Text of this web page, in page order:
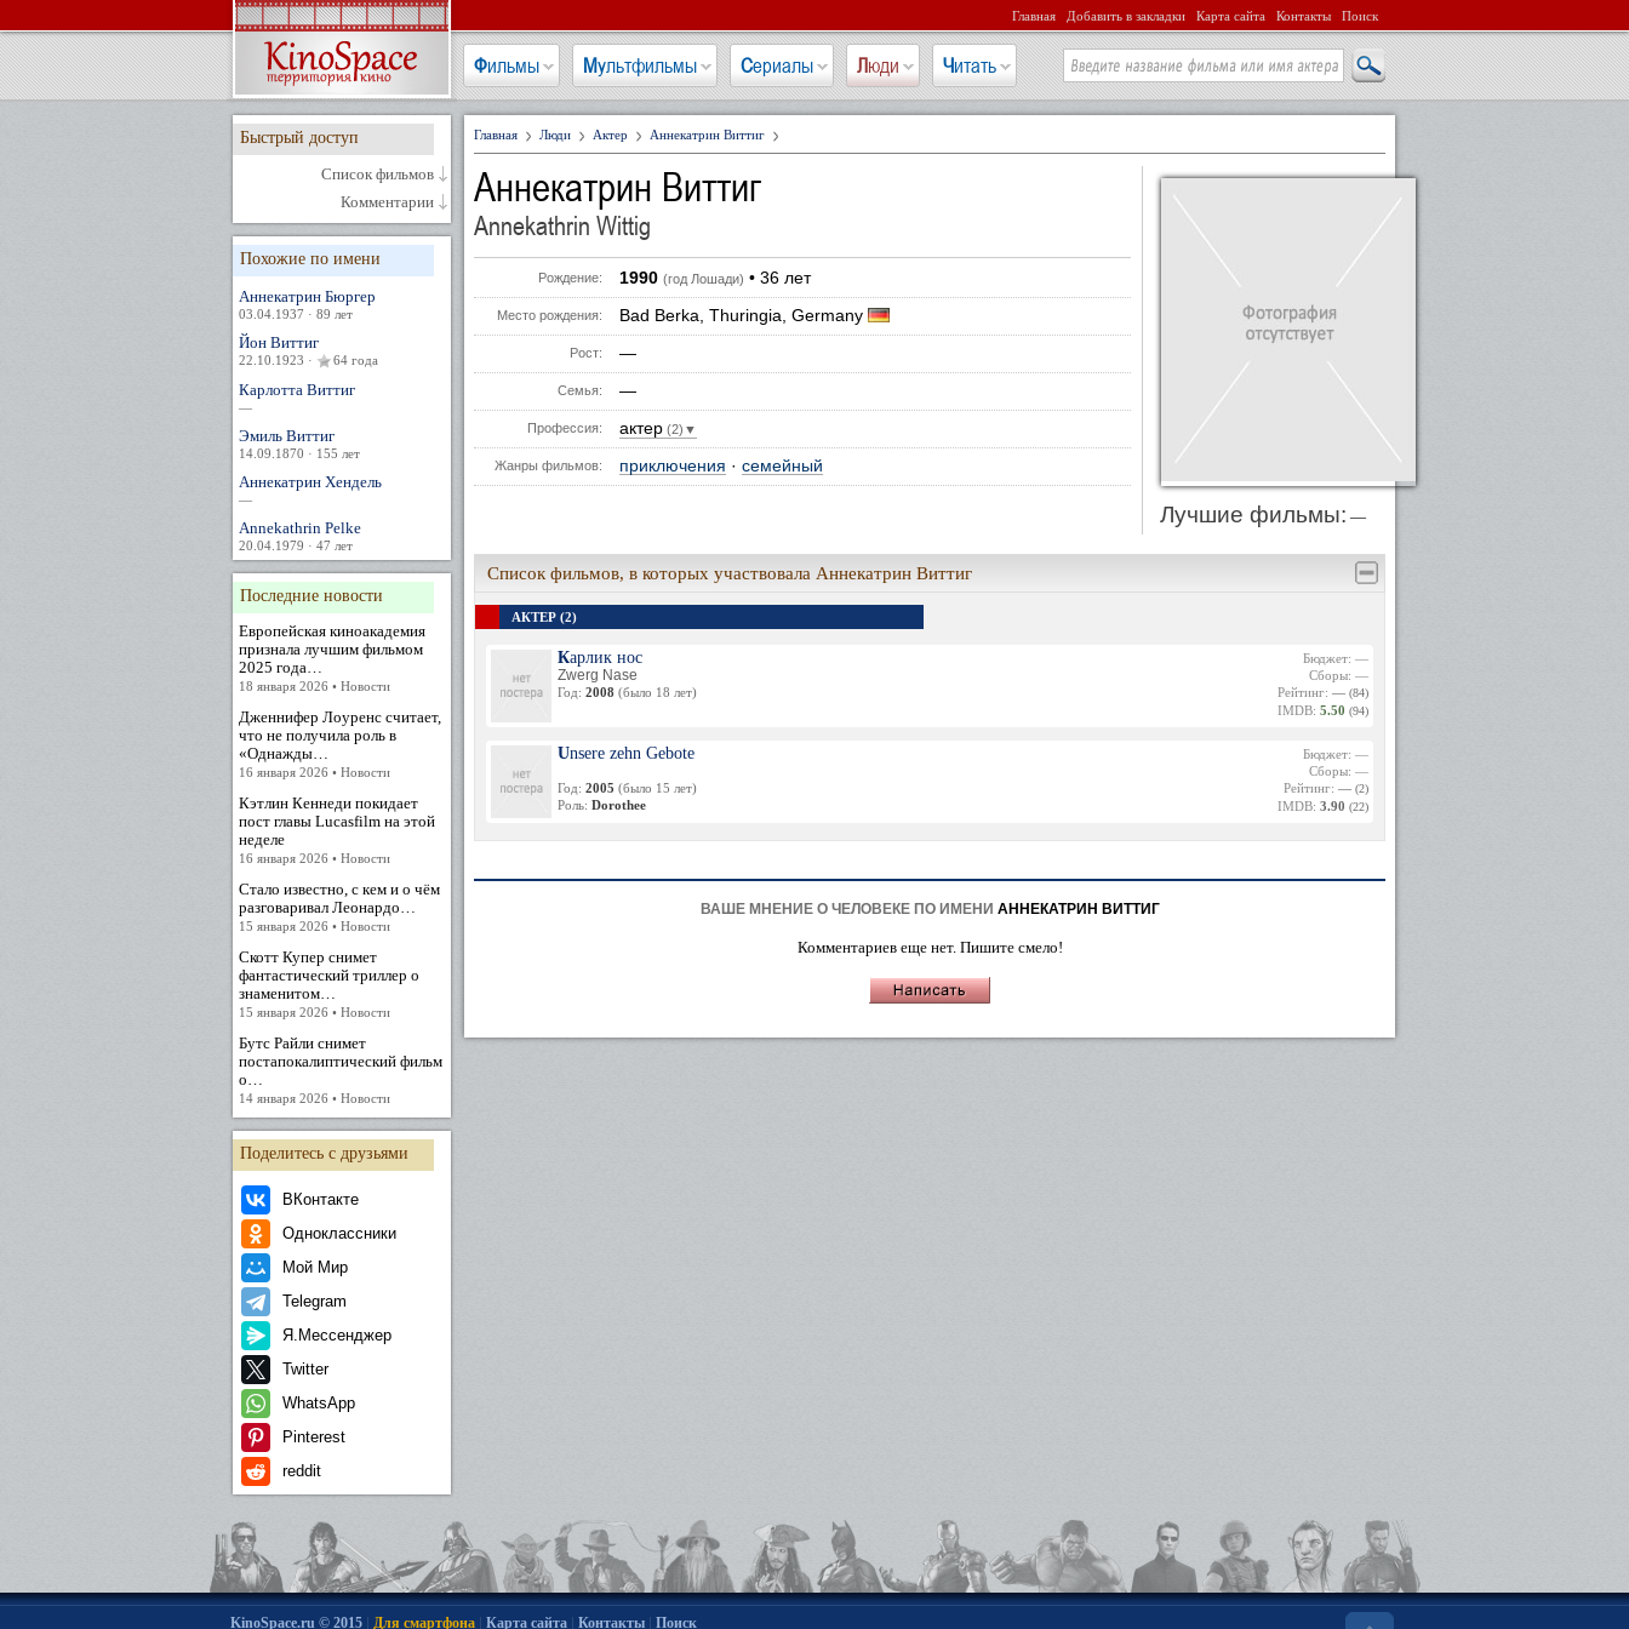
Главная Добавить в закладки Карта сайта Контакты Поиск
Фильмы Мультфильмы Сериалы Люди Читать
Быстрый доступ
Список фильмов
Комментарии
Похожие по имени
Аннекатрин Бюргер
03.04.1937 · 89 лет
Йон Виттиг
22.10.1923 · 64 года
Карлотта Виттиг
—
Эмиль Виттиг
14.09.1870 · 155 лет
Аннекатрин Хендель
—
Annekathrin Pelke
20.04.1979 · 47 лет
Последние новости
Европейская киноакадемия
признала лучшим фильмом
2025 года…
18 января 2026 • Новости
Дженнифер Лоуренс считает,
что не получила роль в
«Однажды…
16 января 2026 • Новости
Кэтлин Кеннеди покидает
пост главы Lucasfilm на этой
неделе
16 января 2026 • Новости
Стало известно, с кем и о чём
разговаривал Леонардо…
15 января 2026 • Новости
Скотт Купер снимет
фантастический триллер о
знаменитом…
15 января 2026 • Новости
Бутс Райли снимет
постапокалиптический фильм
о…
14 января 2026 • Новости
Поделитесь с друзьями
ВКонтакте
Одноклассники
Мой Мир
Telegram
Я.Мессенджер
Twitter
WhatsApp
Pinterest
reddit
Главная Люди Актер Аннекатрин Виттиг
Аннекатрин Виттиг
Annekathrin Wittig
Рождение: 1990 (год Лошади) • 36 лет
Место рождения: Bad Berka, Thuringia, Germany
Рост: —
Семья: —
Профессия: актер (2)▼
Жанры фильмов: приключения · семейный
Лучшие фильмы: —
Список фильмов, в которых участвовала Аннекатрин Виттиг
АКТЕР (2)
Карлик нос
Zwerg Nase
Год: 2008 (было 18 лет)
Бюджет: —
Сборы: —
Рейтинг: — (84)
IMDB: 5.50 (94)
Unsere zehn Gebote
Год: 2005 (было 15 лет)
Роль: Dorothee
Бюджет: —
Сборы: —
Рейтинг: — (2)
IMDB: 3.90 (22)
ВАШЕ МНЕНИЕ О ЧЕЛОВЕКЕ ПО ИМЕНИ АННЕКАТРИН ВИТТИГ
Комментариев еще нет. Пишите смело!
KinoSpace.ru © 2015| Для смартфона| Карта сайта| Контакты| Поиск